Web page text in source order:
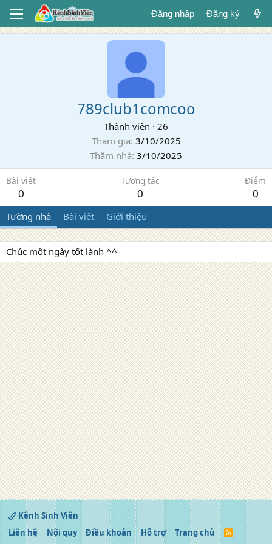
Đăng nhập Đăng ký
789club1comcoo
Thành viên · 26
Tham gia 3/10/2025
Thăm nhà 3/10/2025
Bài viết
0
Tương tác
0
Điểm
0
Tường nhà Bài viết Giới thiệu
Chúc một ngày tốt lành ^^
Kênh Sinh Viên
Liên hệ
Nội quy Điều khoản Hỗ trợ Trang chủ
R